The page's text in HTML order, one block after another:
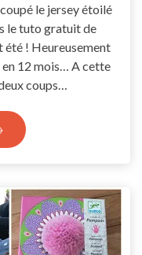
le jersey étoilé
le tuto gratuit de
été ! Heureusement
en 12 mois… A cette
coups…